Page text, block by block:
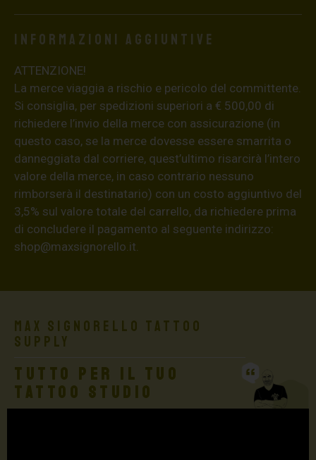
Informazioni aggiuntive
ATTENZIONE!
La merce viaggia a rischio e pericolo del committente.
Si consiglia, per spedizioni superiori a € 500,00 di
richiedere l’invio della merce con assicurazione (in
questo caso, se la merce dovesse essere smarrita o
danneggiata dal corriere, quest’ultimo risarcirà l’intero
valore della merce, in caso contrario nessuno
rimborserà il destinatario) con un costo aggiuntivo del
3,5% sul valore totale del carrello, da richiedere prima
di concludere il pagamento al seguente indirizzo:
shop@maxsignorello.it
Max Signorello Tattoo
Supply
TUTTO PER IL TUO
TATTOO STUDIO